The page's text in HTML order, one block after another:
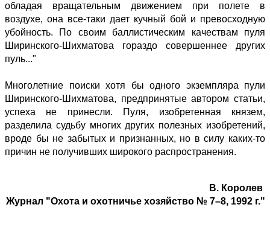
обладая вращательным движением при полете в
воздухе, она все-таки дает кучный бой и превосходную
убойность. По своим баллистическим качествам пуля
Ширинского-Шихматова гораздо совершеннее других
пуль..."
Многолетние поиски хотя бы одного экземпляра пули
Ширинского-Шихматова, предпринятые автором статьи,
успеха не принесли. Пуля, изобретенная князем,
разделила судьбу многих других полезных изобретений,
вроде бы не забытых и признанных, но в силу каких-то
причин не получивших широкого распространения.
В. Королев
Журнал "Охота и охотничье хозяйство № 7–8, 1992 г."